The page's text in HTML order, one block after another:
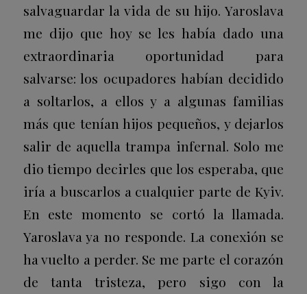
salvaguardar la vida de su hijo. Yaroslava
me dijo que hoy se les había dado una
extraordinaria oportunidad para
salvarse: los ocupadores habían decidido
a soltarlos, a ellos y a algunas familias
más que tenían hijos pequeños, y dejarlos
salir de aquella trampa infernal. Solo me
dio tiempo decirles que los esperaba, que
iría a buscarlos a cualquier parte de Kyiv.
En este momento se cortó la llamada.
Yaroslava ya no responde. La conexión se
ha vuelto a perder. Se me parte el corazón
de tanta tristeza, pero sigo con la